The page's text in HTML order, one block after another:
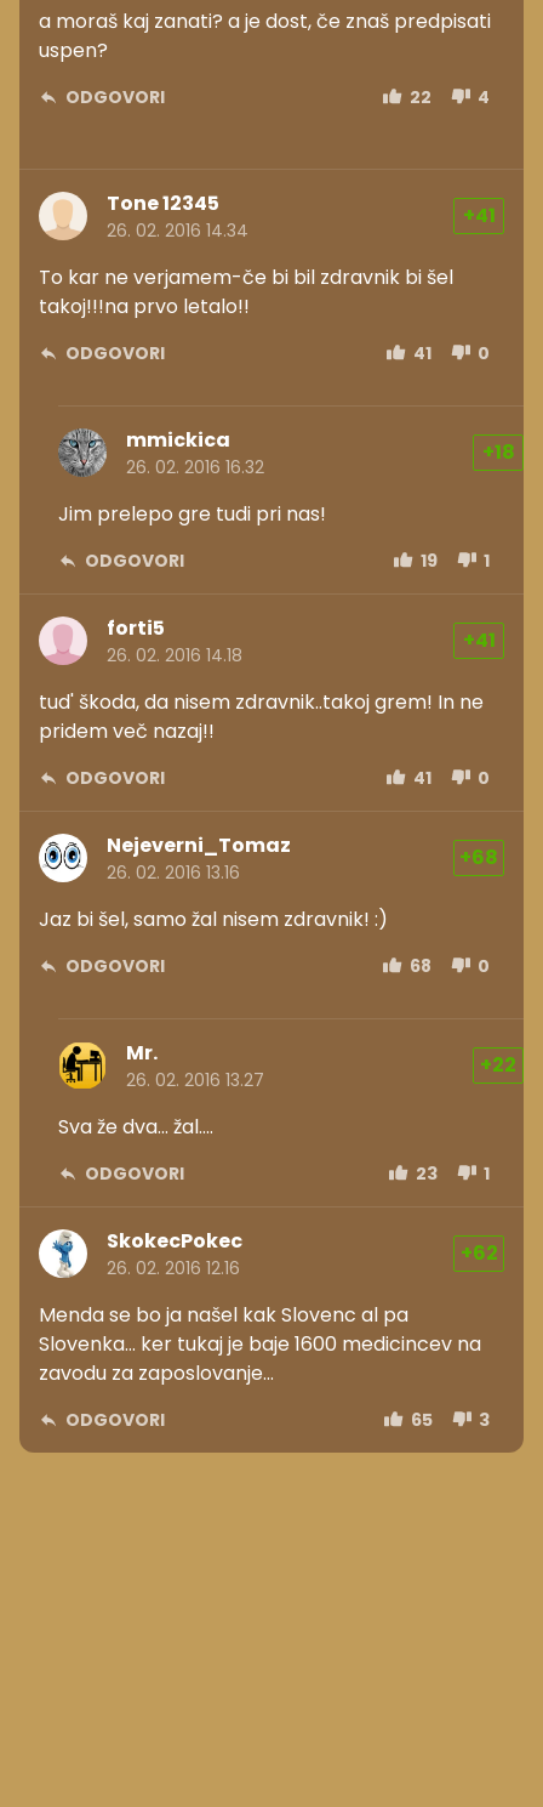
a moraš kaj zanati? a je dost, če znaš predpisati
uspen?
ODGOVORI 22 4
Tone 12345
26. 02. 2016 14.34
+41
To kar ne verjamem-če bi bil zdravnik bi šel
takoj!!!na prvo letalo!!
ODGOVORI 41 0
mmickica
26. 02. 2016 16.32
+18
Jim prelepo gre tudi pri nas!
ODGOVORI 19 1
forti5
26. 02. 2016 14.18
+41
tud' škoda, da nisem zdravnik..takoj grem! In ne
pridem več nazaj!!
ODGOVORI 41 0
Nejeverni_Tomaz
26. 02. 2016 13.16
+68
Jaz bi šel, samo žal nisem zdravnik! :)
ODGOVORI 68 0
Mr.
26. 02. 2016 13.27
+22
Sva že dva... žal....
ODGOVORI 23 1
SkokecPokec
26. 02. 2016 12.16
+62
Menda se bo ja našel kak Slovenc al pa
Slovenka... ker tukaj je baje 1600 medicincev na
zavodu za zaposlovanje...
ODGOVORI 65 3